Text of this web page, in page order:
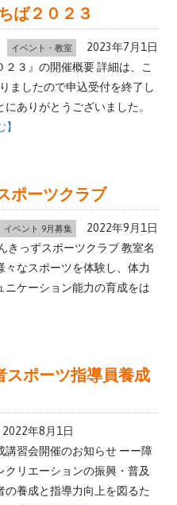
ば２０２３
イベント・教室
2023年7月1日
２３』の開催概要 詳細は、こ
ましたので申込受付を終了し
ありがとうございました。
ポーツクラブ
イベント 9月募集
2022年9月1日
っずスポーツクラブ 教室名
なスポーツを体験し、体力
ケーション能力の育成をは
スポーツ指導員養成
2022年8月1日
習会開催のお知らせ ーー障
リエーションの振興・普及
養成と指導力向上を図るた